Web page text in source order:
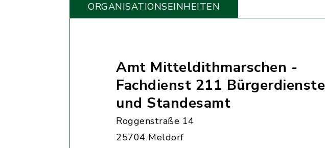
ORGANISATIONS­EINHEITEN
Amt Mitteldithmarschen -
Fachdienst 211 Bürgerdienste
und Standesamt
Roggenstraße 14
25704 Meldorf